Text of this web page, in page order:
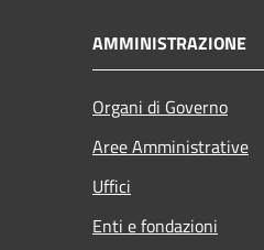
AMMINISTRAZIONE
Organi di Governo
Aree Amministrative
Uffici
Enti e fondazioni